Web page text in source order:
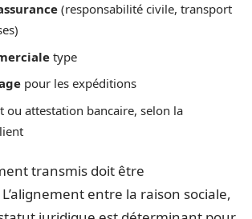
(responsabilité civile, transport
type
pour les expéditions
ou attestation bancaire, selon la
transmis doit être
entre la raison sociale,